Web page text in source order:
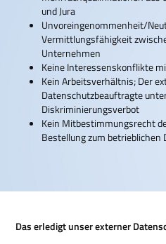
und Jura
Unvoreingenommenheit/
Vermittlungsfähigkeit
Unternehmen
Keine Interessenskonflikte
Kein Arbeitsverhältnis; Der
Datenschutzbeauftragte
Diskriminierungsverbot
Kein Mitbestimmungsrecht
Bestellung zum
Das erledigt unser externer